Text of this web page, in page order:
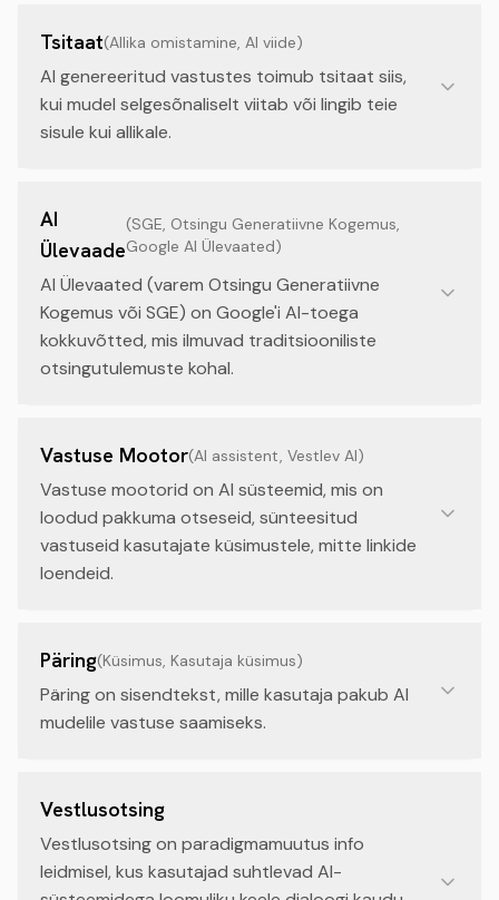
Tsitaat(Allika omistamine, AI viide)
AI genereeritud vastustes toimub tsitaat siis,
kui mudel selgesõnaliselt viitab või lingib teie
sisule kui allikale.
AI
Ülevaade
(SGE, Otsingu Generatiivne Kogemus,
Google AI Ülevaated)
AI Ülevaated (varem Otsingu Generatiivne
Kogemus või SGE) on Google'i AI-toega
kokkuvõtted, mis ilmuvad traditsiooniliste
otsingutulemuste kohal.
Vastuse Mootor(AI assistent, Vestlev AI)
Vastuse mootorid on AI süsteemid, mis on
loodud pakkuma otseseid, sünteesitud
vastuseid kasutajate küsimustele, mitte linkide
loendeid.
Päring(Küsimus, Kasutaja küsimus)
Päring on sisendtekst, mille kasutaja pakub AI
mudelile vastuse saamiseks.
Vestlusotsing
Vestlusotsing on paradigmamuutus info
leidmisel, kus kasutajad suhtlevad AI-